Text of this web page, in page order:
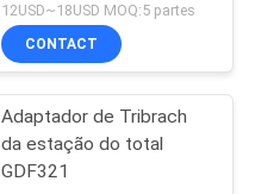
12USD~18USD MOQ:5 partes
CONTACT
Adaptador de Tribrach
da estação do total
GDF321